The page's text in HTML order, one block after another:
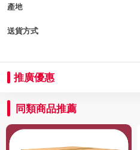
產地
送貨方式
推廣優惠
同類商品推薦